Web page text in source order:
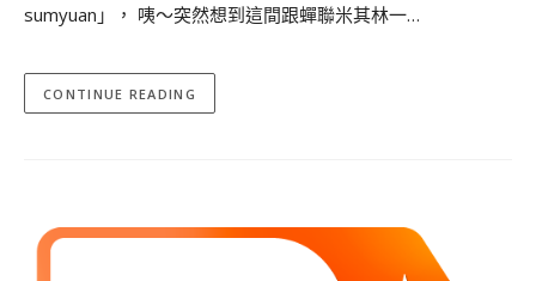
sumyuan」， 咦～突然想到這間跟蟬聯米其林一…
CONTINUE READING